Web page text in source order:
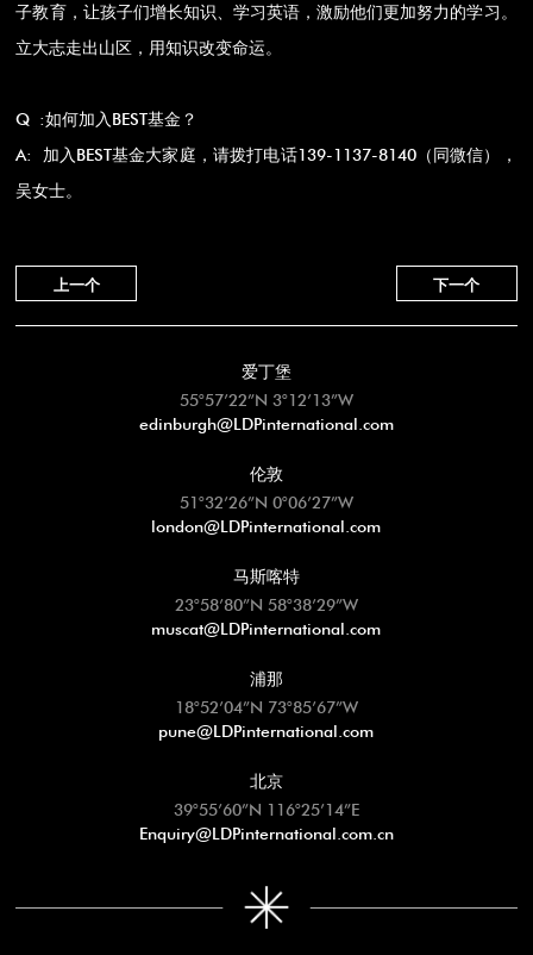
子教育，让孩子们增长知识、学习英语，激励他们更加努力的学习。
立大志走出山区，用知识改变命运。
Q :如何加入BEST基金？
A: 加入BEST基金大家庭，请拨打电话139-1137-8140（同微信），
吴女士。
上一个 下一个
爱丁堡
55°57’22”N 3°12’13”W
edinburgh@LDPinternational.com
伦敦
51°32’26”N 0°06’27”W
london@LDPinternational.com
马斯喀特
23°58’80”N 58°38’29”W
muscat@LDPinternational.com
浦那
18°52’04”N 73°85’67”W
pune@LDPinternational.com
北京
39°55’60”N 116°25’14”E
Enquiry@LDPinternational.com.cn